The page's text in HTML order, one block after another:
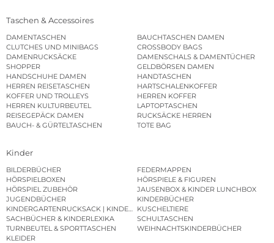
Taschen & Accessoires
DAMENTASCHEN
BAUCHTASCHEN DAMEN
CLUTCHES UND MINIBAGS
CROSSBODY BAGS
DAMENRUCKSÄCKE
DAMENSCHALS & DAMENTÜCHER
SHOPPER
GELDBÖRSEN DAMEN
HANDSCHUHE DAMEN
HANDTASCHEN
HERREN REISETASCHEN
HARTSCHALENKOFFER
KOFFER UND TROLLEYS
HERREN KOFFER
HERREN KULTURBEUTEL
LAPTOPTASCHEN
REISEGEPÄCK DAMEN
RUCKSÄCKE HERREN
BAUCH- & GÜRTELTASCHEN
TOTE BAG
Kinder
BILDERBÜCHER
FEDERMAPPEN
HÖRSPIELBOXEN
HÖRSPIELE & FIGUREN
HÖRSPIEL ZUBEHÖR
JAUSENBOX & KINDER LUNCHBOX
JUGENDBÜCHER
KINDERBÜCHER
KINDERGARTENRUCKSACK | KINDERGARTENBEUTEL
KUSCHELTIERE
SACHBÜCHER & KINDERLEXIKA
SCHULTASCHEN
TURNBEUTEL & SPORTTASCHEN
WEIHNACHTSKINDERBÜCHER
KLEIDER